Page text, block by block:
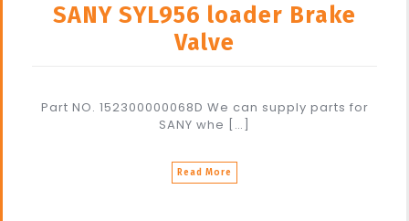
SANY SYL956 loader Brake
Valve
Part NO. 152300000068D We can supply parts for
SANY whe […]
Read More